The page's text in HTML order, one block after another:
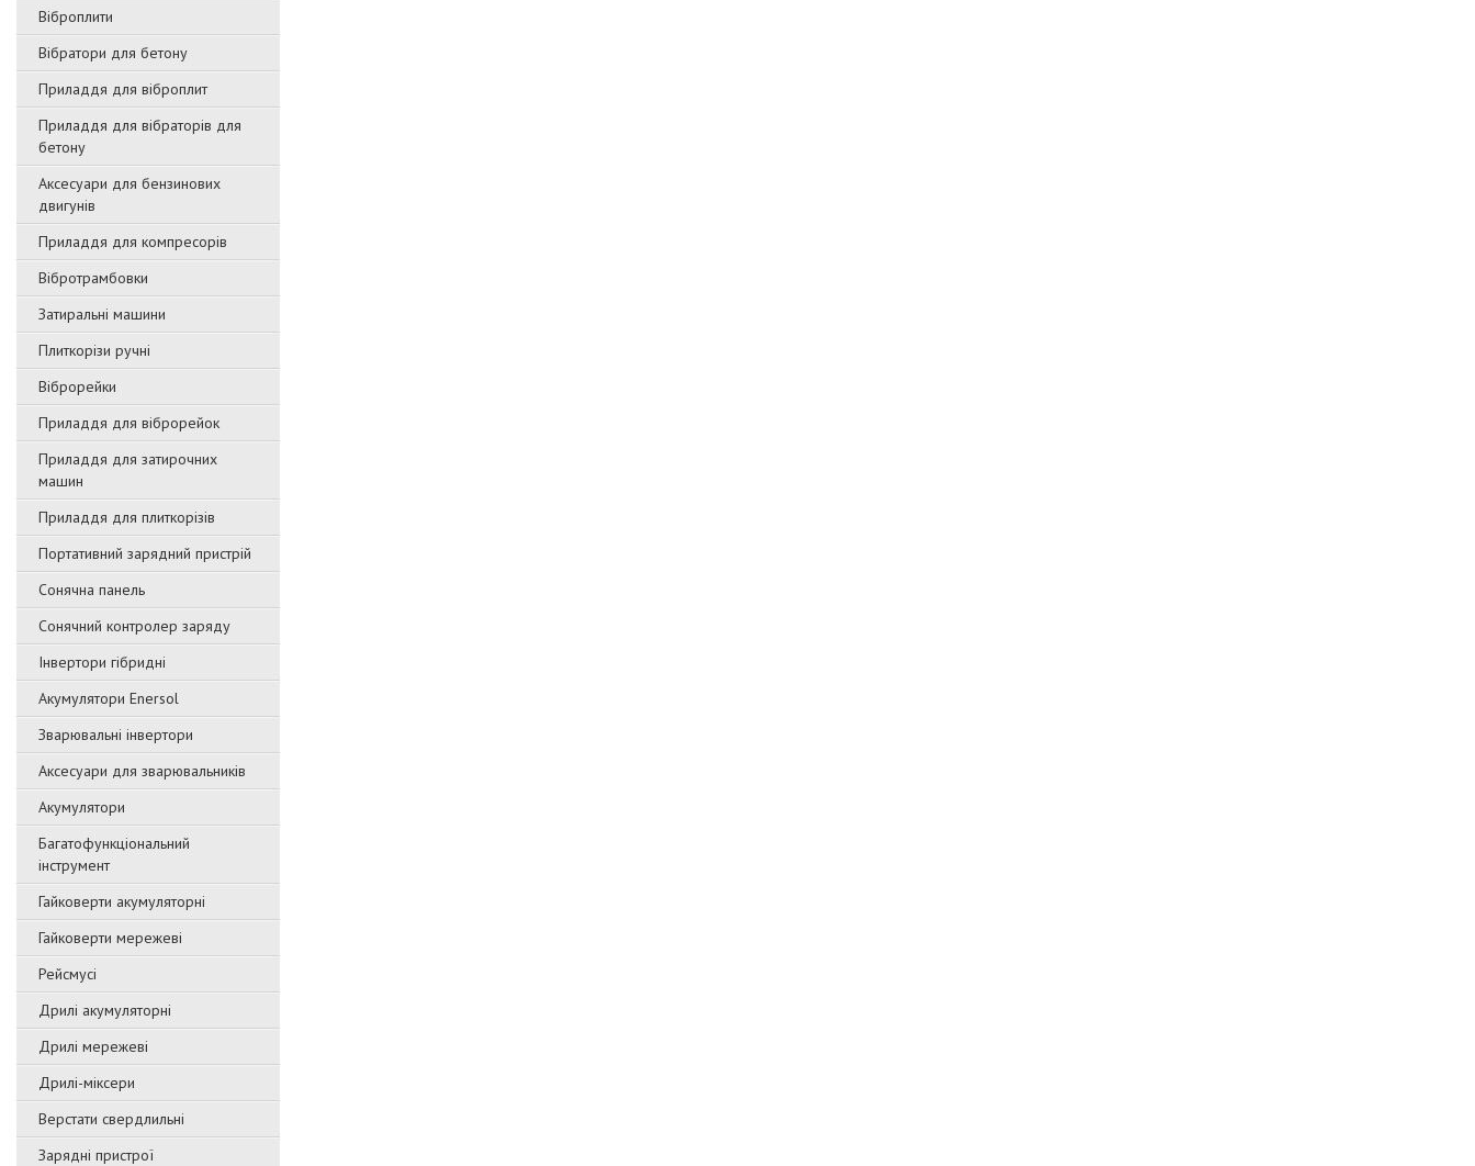
Віброплити
Вібратори для бетону
Приладдя для віброплит
Приладдя для вібраторів для
бетону
Аксесуари для бензинових
двигунів
Приладдя для компресорів
Вібротрамбовки
Затиральні машини
Плиткорізи ручні
Віброрейки
Приладдя для віброрейок
Приладдя для затирочниx
машин
Приладдя для плиткорізів
Портативний зарядний пристрій
Сонячна панель
Сонячний контролер заряду
Інвертори гібридні
Акумулятори Enersol
Зварювальні інвертори
Аксесуари для зварювальників
Акумулятори
Багатофункціональний
інструмент
Гайковерти акумуляторні
Гайковерти мережеві
Рейсмусі
Дрилі акумуляторні
Дрилі мережеві
Дрилі-міксери
Верстати свердлильні
Зарядні пристрої